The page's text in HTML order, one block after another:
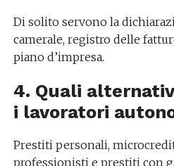
Di solito servono la
camerale, registro delle
piano d’impresa.
4. Quali
i lavoratori
Prestiti personali,
professionisti e prestiti con